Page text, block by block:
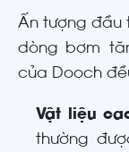
Ấn tượng đầu
dòng bơm
của Dooch
Vật liệu
thường